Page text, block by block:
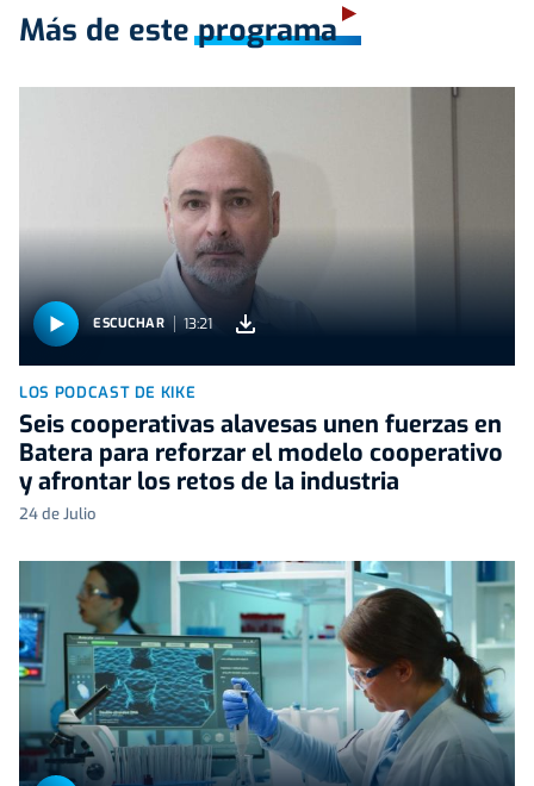
Más de este programa
ESCUCHAR 13:21
LOS PODCAST DE KIKE
Seis cooperativas alavesas unen fuerzas en
Batera para reforzar el modelo cooperativo
y afrontar los retos de la industria
24 de Julio